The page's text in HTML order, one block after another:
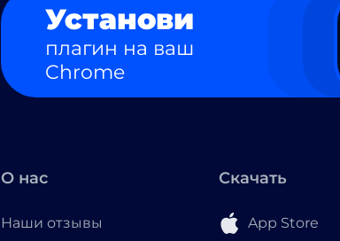
Установи
плагин на ваш
Chrome
О нас
Наши отзывы
Скачать
App Store